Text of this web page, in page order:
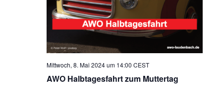
AWO Halbtagesfahrt zum Muttertag
Mittwoch, 8. Mai 2024 um 14:00 CEST